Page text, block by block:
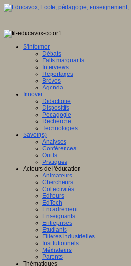
S'informer
Débats
Faits marquants
Interviews
Reportages
Brèves
Agenda
Innover
Didactique
Dispositifs
Pédagogie
Recherche
Technologies
Savoir(s)
Analyses
Conférences
Outils
Pratiques
Acteurs de l'éducation
Animateurs
Chercheurs
Collectivités
Editeurs
EdTech
Encadrement
Enseignants
Entreprises
Etudiants
Filières industrielles
Institutionnels
Médiateurs
Parents
Thématiques